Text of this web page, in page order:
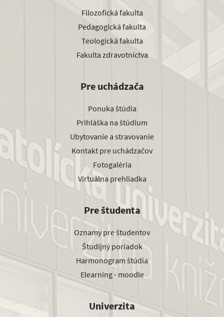
Filozofická fakulta
Pedagogická fakulta
Teologická fakulta
Fakulta zdravotníctva
Pre uchádzača
Ponuka štúdia
Prihláška na štúdium
Ubytovanie a stravovanie
Kontakt pre uchádzačov
Fotogaléria
Virtuálna prehliadka
Pre študenta
Oznamy pre študentov
Študijný poriadok
Harmonogram štúdia
Elearning - moodle
Univerzita